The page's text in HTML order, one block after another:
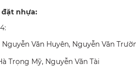
đặt nhựa:
Nguyễn Văn Huyên, Nguyễn Văn
Trọng Mỹ, Nguyễn Văn Tài